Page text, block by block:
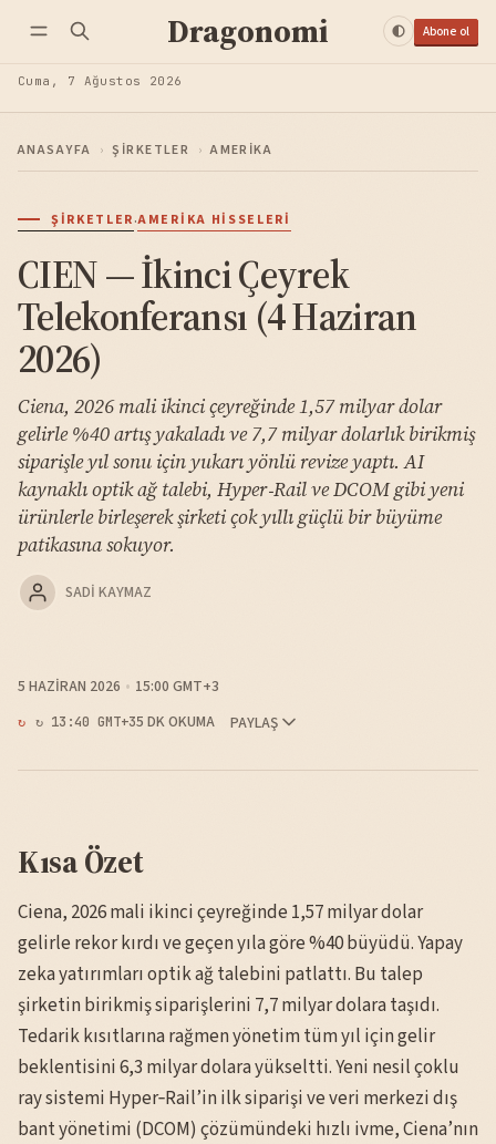
Dragonomi Abone ol
Cuma, 7 Ağustos 2026
ANASAYFA › ŞIRKETLER › AMERIKA
ŞIRKETLER·AMERIKA HISSELERI
CIEN — İkinci Çeyrek
Telekonferansı (4 Haziran
2026)
Ciena, 2026 mali ikinci çeyreğinde 1,57 milyar dolar
gelirle %40 artış yakaladı ve 7,7 milyar dolarlık birikmiş
siparişle yıl sonu için yukarı yönlü revize yaptı. AI
kaynaklı optik ağ talebi, Hyper‑Rail ve DCOM gibi yeni
ürünlerle birleşerek şirketi çok yıllı güçlü bir büyüme
patikasına sokuyor.
SADI KAYMAZ
5 HAZIRAN 2026 15:00 GMT+3
↻ 13:40 GMT+35 DK OKUMA PAYLAŞ
Kısa Özet
Ciena, 2026 mali ikinci çeyreğinde 1,57 milyar dolar
gelirle rekor kırdı ve geçen yıla göre %40 büyüdü. Yapay
zeka yatırımları optik ağ talebini patlattı. Bu talep
şirketin birikmiş siparişlerini 7,7 milyar dolara taşıdı.
Tedarik kısıtlarına rağmen yönetim tüm yıl için gelir
beklentisini 6,3 milyar dolara yükseltti. Yeni nesil çoklu
ray sistemi Hyper‑Rail’in ilk siparişi ve veri merkezi dış
bant yönetimi (DCOM) çözümündeki hızlı ivme, Ciena’nın